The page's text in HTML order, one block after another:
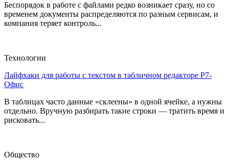
Беспорядок в работе с файлами редко возникает сразу, но со
временем документы распределяются по разным сервисам, и
компания теряет контроль...
Технологии
Лайфхаки для работы с текстом в табличном редакторе Р7-
Офис
В таблицах часто данные «склеены» в одной ячейке, а нужны
отдельно. Вручную разбирать такие строки — тратить время и
рисковать...
Общество